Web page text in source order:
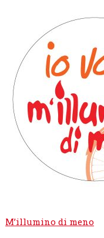
Navigazione
M’illumino di meno